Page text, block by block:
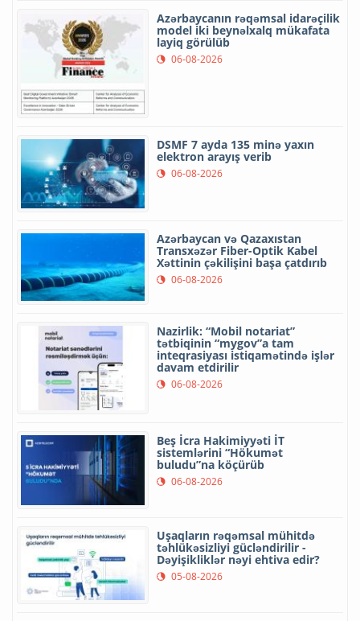
Azərbaycanın rəqəmsal idarəçilik
model iki beynəlxalq mükafata
layiq görülüb
06-08-2026
DSMF 7 ayda 135 minə yaxın
elektron arayış verib
06-08-2026
Azərbaycan və Qazaxıstan
Transxəzər Fiber-Optik Kabel
Xəttinin çəkilişini başa çatdırıb
06-08-2026
Nazirlik: “Mobil notariat”
tətbiqinin “mygov”a tam
inteqrasiyası istiqamətində işlər
davam etdirilir
06-08-2026
Beş İcra Hakimiyyəti İT
sistemlərini “Hökumət
buludu”na köçürüb
06-08-2026
Uşaqların rəqəmsal mühitdə
təhlükəsizliyi gücləndirilir -
Dəyişikliklər nəyi ehtiva edir?
05-08-2026